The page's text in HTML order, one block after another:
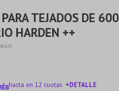
TEJADOS DE
HARDEN ++
hasta en 12 cuotas +DETALLE